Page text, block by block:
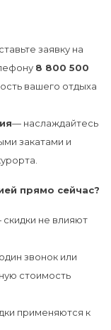
заявку на
8 800 500
вашего отдыха
— наслаждайтесь
закатами и
прямо сейчас?
не влияют
звонок или
стоимость
применяются к